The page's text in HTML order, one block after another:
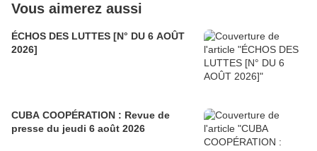
Vous aimerez aussi
ÉCHOS DES LUTTES [N° DU 6 AOÛT
2026]
CUBA COOPÉRATION : Revue de
presse du jeudi 6 août 2026